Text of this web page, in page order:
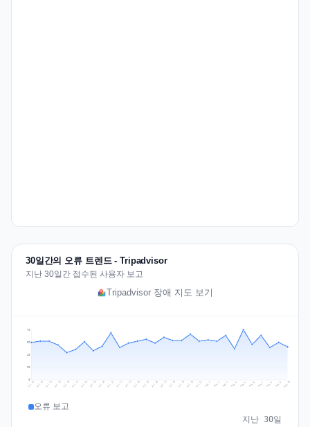
30일간의 오류 트렌드 - Tripadvisor
지난 30일간 접수된 사용자 보고
Tripadvisor 장애 지도 보기
20
40
59
79
Jul 12 Jul 13 Jul 14 Jul 15 Jul 16 Jul 17 Jul 18 Jul 19 Jul 20 Jul 21 Jul 22 Jul 23 Jul 24 Jul 25 Jul 26 Jul 27 Jul 28 Jul 29 Jul 30 Jul 31 Aug 1 Aug 2 Aug 3 Aug 4 Aug 5 Aug 6 Aug 7 Aug 8 Aug 9 Aug 10
오류 보고
지난 30일